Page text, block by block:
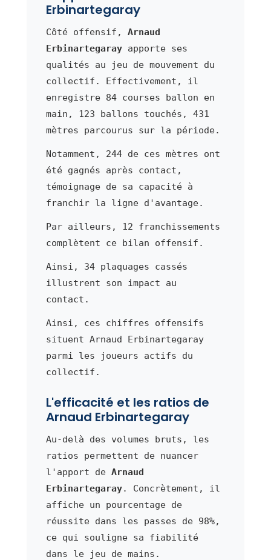
Erbinartegaray
Côté offensif, Arnaud
Erbinartegarayapporte ses
qualités au jeu de mouvement du
collectif. Effectivement, il
enregistre 84 courses ballon en
main, 123 ballons touchés, 431
mètres parcourus sur la période.
Notamment, 244 de ces mètres ont
été gagnés après contact,
témoignage de sa capacité à
franchir la ligne d'avantage.
Par ailleurs, 12 franchissements
complètent ce bilan offensif.
Ainsi, 34 plaquages cassés
illustrent son impact au
contact.
Ainsi, ces chiffres offensifs
situent Arnaud Erbinartegaray
parmi les joueurs actifs du
collectif.
L'efficacité et les ratios de
Arnaud Erbinartegaray
Au-delà des volumes bruts, les
ratios permettent de nuancer
l'apport de Arnaud
Erbinartegaray. Concrètement, il
affiche un pourcentage de
réussite dans les passes de 98%,
ce qui souligne sa fiabilité
dans le jeu de mains.